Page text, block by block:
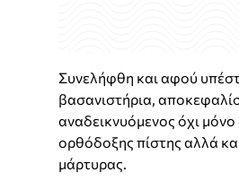
Συνελήφθη και αφού
βασανιστήρια,
αναδεικνυόμενος όχι
ορθόδοξης πίστης αλλά
μάρτυρας.